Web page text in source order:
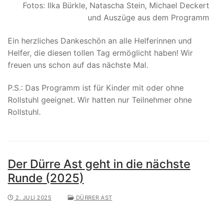
Fotos: Ilka Bürkle, Natascha Stein, Michael Deckert
und Auszüge aus dem Programm
Ein herzliches Dankeschön an alle Helferinnen und
Helfer, die diesen tollen Tag ermöglicht haben! Wir
freuen uns schon auf das nächste Mal.
P.S.: Das Programm ist für Kinder mit oder ohne
Rollstuhl geeignet. Wir hatten nur Teilnehmer ohne
Rollstuhl.
Der Dürre Ast geht in die nächste
Runde (2025)
2. JULI 2025 DÜRRER AST